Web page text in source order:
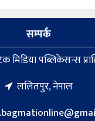
सम्पर्क
मिडिया पब्लिकेसन्स
ललितपुर, नेपाल